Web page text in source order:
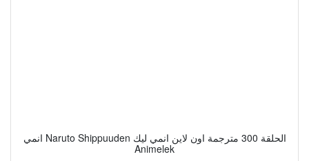
انمي Naruto Shippuuden الحلقة 300 مترجمة اون لاين انمي ليك
Animelek